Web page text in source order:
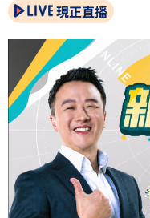
現正直播